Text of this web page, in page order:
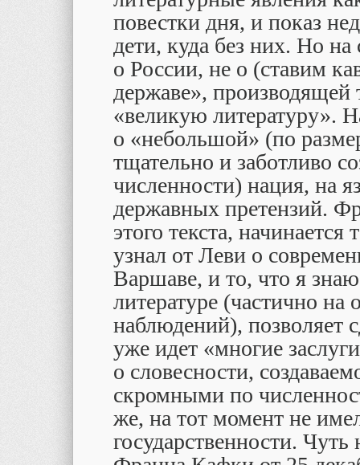
повестки дня, и показ
дети, куда без них. Но
о России, не о (ставим
державе»,
«великую литературу».
о «небольшой» (по
тщательно и заботливо
численности) нация, на
державных претензий.
этого текста,
узнал от Леви о
Варшаве, и то, что я
литературе (частично на
наблюдений), позволяет
уже идет «многие
о словесности,
скромными по
же, на тот момент не
государственности.